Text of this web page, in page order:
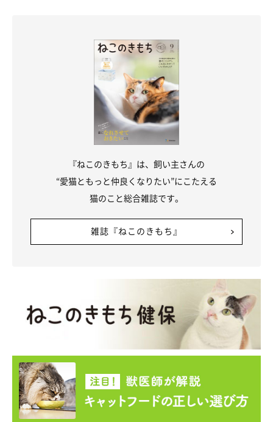
『ねこのきもち』は、飼い主さんの
“愛猫ともっと仲良くなりたい”にこたえる
猫のこと総合雑誌です。
雑誌『ねこのきもち』